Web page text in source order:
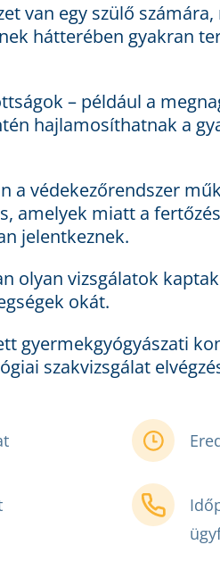
van egy szülő
hátterében gyakran
– például a
hajlamosíthatnak a
a védekezőrendszer
amelyek miatt a
jelentkeznek.
olyan vizsgálatok
okát.
gyermekgyógyászati
szakvizsgálat